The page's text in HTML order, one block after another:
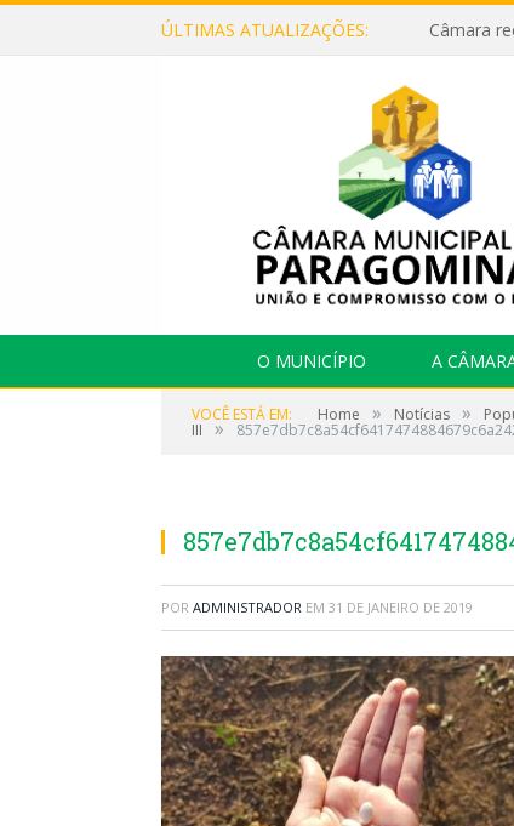
ÚLTIMAS ATUALIZAÇÕES:
O MUNICÍPIO A
VOCÊ ESTÁ EM: Home » Notícias »
III »
POR ADMINISTRADOR EM 31 DE JANEIRO DE 2019